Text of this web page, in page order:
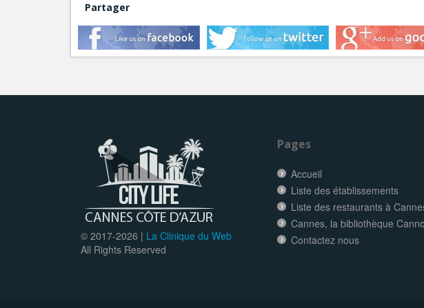
Partager
© 2017-2026 | La Clinique du Web
All Rights Reserved
Pages
Accueil
Liste des établissements
Liste des restaurants à
Cannes, la bibliothèque
Contactez nous